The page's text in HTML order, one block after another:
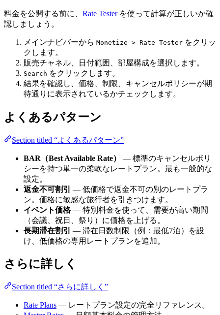
料金を公開する前に、 Rate Testerを使って計算が正しいか確
認しましょう。
メインナビバーから Monetize > Rate Tester をクリッ
クします。
販売チャネル、日付範囲、部屋構成を選択します。
Search をクリックします。
結果を確認し、価格、制限、キャンセルポリシーが期
待通りに表示されているかチェックします。
よくあるパターン
Section titled “よくあるパターン”
BAR（Best Available Rate）
— 標準のキャンセルポリ
シーを持つ単一の柔軟なレートプラン。最も一般的な
設定。
返金不可割引
— 低価格で返金不可の別のレートプラ
ン。価格に敏感な旅行者を引きつけます。
イベント価格— 特別料金を使って、需要が高い期間
（会議、祝日、祭り）に価格を上げる。
長期滞在割引
— 滞在日数制限（例：最低7泊）を設
け、低価格の専用レートプランを追加。
さらに詳しく
Section titled “さらに詳しく”
Rate Plans — レートプラン設定の完全リファレンス。